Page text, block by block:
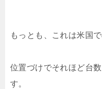
もっとも、これは米国
位置づけでそれほど台
す。